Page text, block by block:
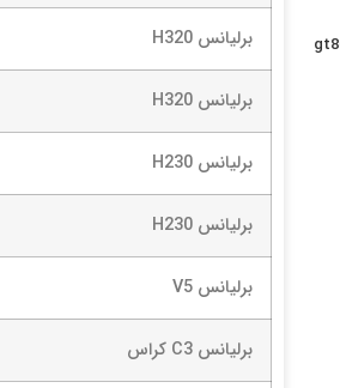
برلیانس H320
برلیانس H320
برلیانس H230
برلیانس H230
برلیانس V5
برلیانس C3 کراس